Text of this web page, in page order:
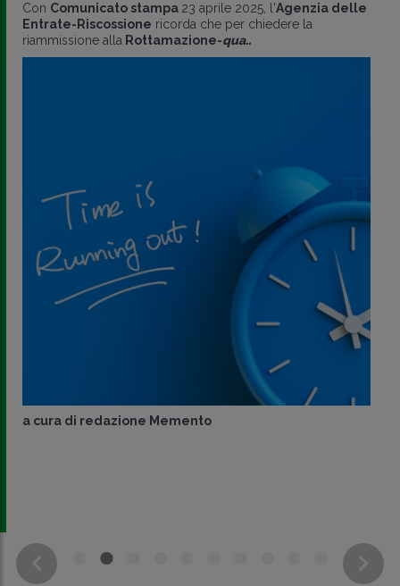
Con Comunicato stampa 23 aprile 2025, l'Agenzia delle
Entrate-Riscossione ricorda che per chiedere la
riammissione alla Rottamazione-qua..
a cura di redazione Memento